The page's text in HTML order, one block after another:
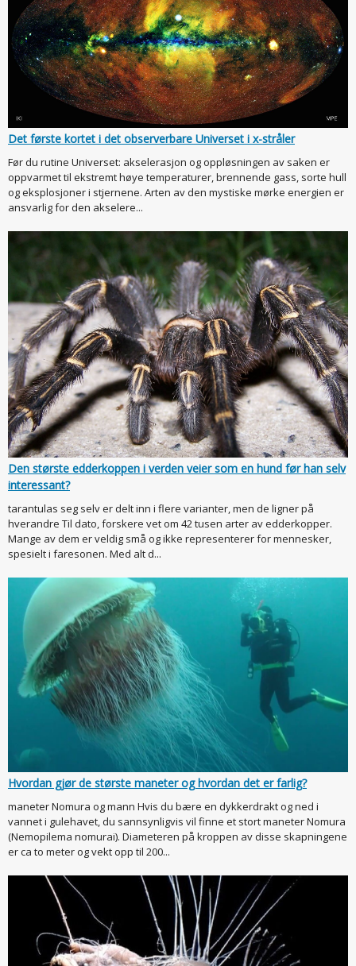
Det første kortet i det observerbare Universet i x-stråler
Før du rutine Universet: akselerasjon og oppløsningen av saken er
oppvarmet til ekstremt høye temperaturer, brennende gass, sorte hull
og eksplosjoner i stjernene. Arten av den mystiske mørke energien er
ansvarlig for den akselere...
Den største edderkoppen i verden veier som en hund før han selv
interessant?
tarantulas seg selv er delt inn i flere varianter, men de ligner på
hverandre Til dato, forskere vet om 42 tusen arter av edderkopper.
Mange av dem er veldig små og ikke representerer for mennesker,
spesielt i faresonen. Med alt d...
Hvordan gjør de største maneter og hvordan det er farlig?
maneter Nomura og mann Hvis du bære en dykkerdrakt og ned i
vannet i gulehavet, du sannsynligvis vil finne et stort maneter Nomura
(Nemopilema nomurai). Diameteren på kroppen av disse skapningene
er ca to meter og vekt opp til 200...